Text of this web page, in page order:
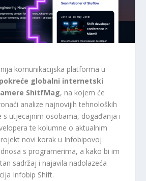
komunikacijska platforma u
pokreće globalni internetski
ShitfMag, na kojem će
analize najnovijih tehnoloških
s utjecajnim osobama, događanja i
te kolumne o aktualnim
novi korak u Infobipovoj
s programerima, a kako bi im
sadržaj i najavila nadolazeća
Infobip Shift.